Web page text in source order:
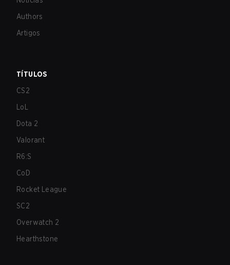
Authors
Artigos
TÍTULOS
CS2
LoL
Dota 2
Valorant
R6:S
CoD
Rocket League
SC2
Overwatch 2
Hearthstone